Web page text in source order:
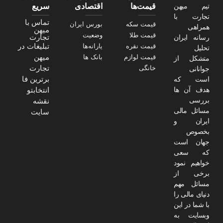
تیم میهن
تجارت با
همراهی
رسانه ایران
تحلیل
متشکل از
جوانانی
است که
هدف آن ها
بررسی
مسائل مالی
ایران و
بخصوص
جهان است
که سعی
خواهیم نمود
برخی از
مسائل مهم
دنیای مالی را
با شما در این
وبسایت به
قیمت‌ها
قیمت سکه
قیمت طلا
قیمت نقره
قیمت لوازم
خانگی
اقتصادی
بورس ایران
وضعیت
یارانه‌ها
بانک ها
سریع
تماس با
میهن
تجارت
تبلیغات در
میهن
تجارت
برترین فا
انتخابتو
نقشه
سایت